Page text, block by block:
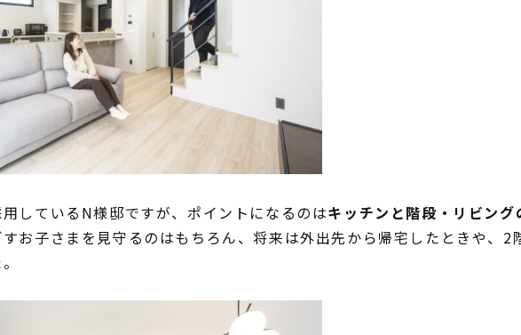
しているN様邸ですが、ポイントになるのはキッチンと階段・リビング
お子さまを見守るのはもちろん、将来は外出先から帰宅したときや、2